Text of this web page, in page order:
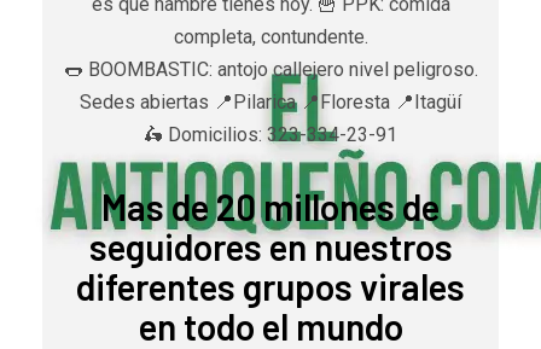
completa, contundente.
🌭 BOOMBASTIC: antojo callejero nivel peligroso.
Sedes abiertas 📍Pilarica 📍Floresta 📍Itagüí
🛵 Domicilios: 323-334-23-91
Mas de 20 millones de
seguidores en nuestros
diferentes grupos virales
en todo el mundo